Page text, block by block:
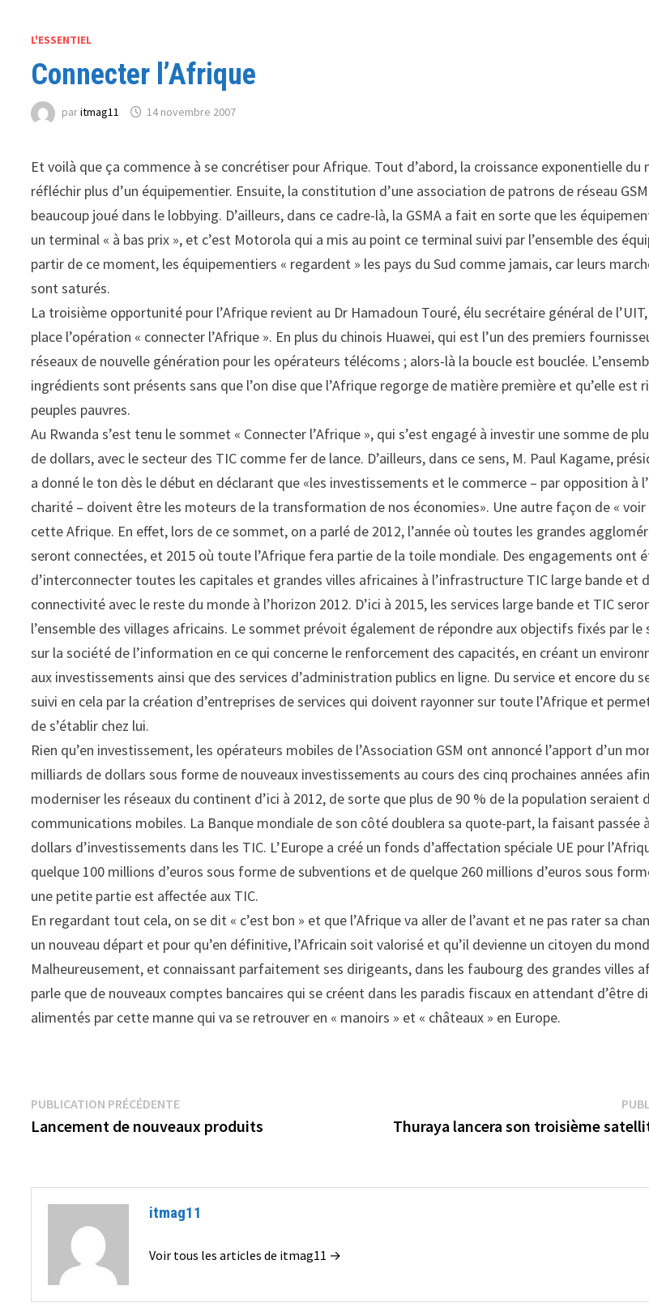
L'ESSENTIEL
Connecter l’Afrique
paritmag11 14 novembre 2007
Et voilà que ça commence à se concrétiser pour Afrique. Tout d’abord, la croissance exponentielle
réfléchir plus d’un équipementier. Ensuite, la constitution d’une association de patrons de réseau GSM
beaucoup joué dans le lobbying. D’ailleurs, dans ce cadre-là, la GSMA a fait en sorte que les
un terminal « à bas prix », et c’est Motorola qui a mis au point ce terminal suivi par l’ensemble des
partir de ce moment, les équipementiers « regardent » les pays du Sud comme jamais, car leurs
sont saturés.
La troisième opportunité pour l’Afrique revient au Dr Hamadoun Touré, élu secrétaire général de
place l’opération « connecter l’Afrique ». En plus du chinois Huawei, qui est l’un des premiers
réseaux de nouvelle génération pour les opérateurs télécoms ; alors-là la boucle est bouclée.
ingrédients sont présents sans que l’on dise que l’Afrique regorge de matière première et qu’elle est
peuples pauvres.
Au Rwanda s’est tenu le sommet « Connecter l’Afrique », qui s’est engagé à investir une somme de
de dollars, avec le secteur des TIC comme fer de lance. D’ailleurs, dans ce sens, M. Paul Kagame,
a donné le ton dès le début en déclarant que «les investissements et le commerce – par opposition à
charité – doivent être les moteurs de la transformation de nos économies». Une autre façon de « voir
cette Afrique. En effet, lors de ce sommet, on a parlé de 2012, l’année où toutes les grandes
seront connectées, et 2015 où toute l’Afrique fera partie de la toile mondiale. Des engagements ont
d’interconnecter toutes les capitales et grandes villes africaines à l’infrastructure TIC large bande et
connectivité avec le reste du monde à l’horizon 2012. D’ici à 2015, les services large bande et TIC
l’ensemble des villages africains. Le sommet prévoit également de répondre aux objectifs fixés par
sur la société de l’information en ce qui concerne le renforcement des capacités, en créant un
aux investissements ainsi que des services d’administration publics en ligne. Du service et encore du
suivi en cela par la création d’entreprises de services qui doivent rayonner sur toute l’Afrique et
de s’établir chez lui.
Rien qu’en investissement, les opérateurs mobiles de l’Association GSM ont annoncé l’apport d’un
milliards de dollars sous forme de nouveaux investissements au cours des cinq prochaines années
moderniser les réseaux du continent d’ici à 2012, de sorte que plus de 90 % de la population seraient
communications mobiles. La Banque mondiale de son côté doublera sa quote-part, la faisant passée
dollars d’investissements dans les TIC. L’Europe a créé un fonds d’affectation spéciale UE pour
quelque 100 millions d’euros sous forme de subventions et de quelque 260 millions d’euros sous
une petite partie est affectée aux TIC.
En regardant tout cela, on se dit « c’est bon » et que l’Afrique va aller de l’avant et ne pas rater sa
un nouveau départ et pour qu’en définitive, l’Africain soit valorisé et qu’il devienne un citoyen du
Malheureusement, et connaissant parfaitement ses dirigeants, dans les faubourg des grandes villes
parle que de nouveaux comptes bancaires qui se créent dans les paradis fiscaux en attendant d’être
alimentés par cette manne qui va se retrouver en « manoirs » et « châteaux » en Europe.
Navigation
de
PUBLICATION PRÉCÉDENTEPublication
précédente :
Lancement de nouveaux produits Thuraya lancera son troisième
itmag11
Voir tous les articles de itmag11 →